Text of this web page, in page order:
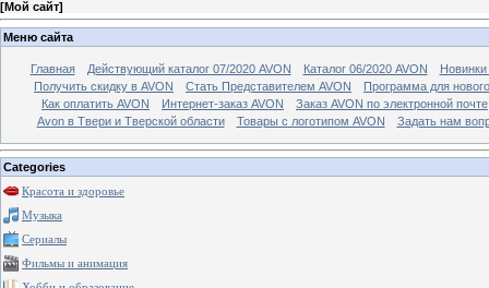
[Мой сайт]
Меню сайта
Главная Действующий каталог 07/2020 AVON Каталог 06/2020 AVON
Новинки
Получить скидку в AVON
Стать Представителем AVON
Программа для
Как оплатить AVON
Интернет-заказ AVON
Заказ AVON по электронной почте
Avon в Твери и Тверской области
Товары с логотипом AVON Задать нам
Categories
Красота и здоровье
Музыка
Сериалы
Фильмы и анимация